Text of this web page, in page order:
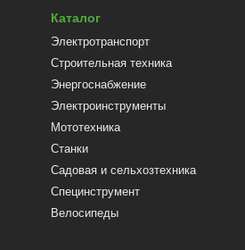
Каталог
Электротранспорт
Строительная техника
Энергоснабжение
Электроинструменты
Мототехника
Станки
Садовая и сельхозтехника
Специнструмент
Велосипеды